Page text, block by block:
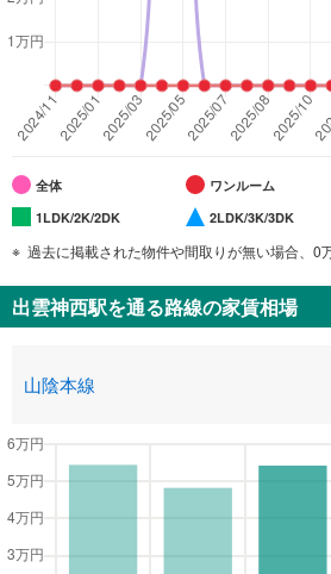
全体 ワンルーム
1LDK/2K/2DK
2LDK/3K/3DK
過去に掲載された物件や間取りが無い場合、0
出雲神西駅を通る路線の家賃相場
山陰本線